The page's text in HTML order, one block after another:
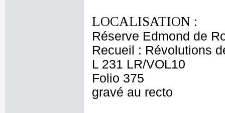
LOCALISATION :
Réserve Edmond de
Recueil : Révolutions
L 231 LR/VOL10
Folio 375
gravé au recto